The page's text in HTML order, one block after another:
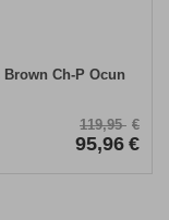
Brown Ch-P Ocun
119,95 €
95,96 €